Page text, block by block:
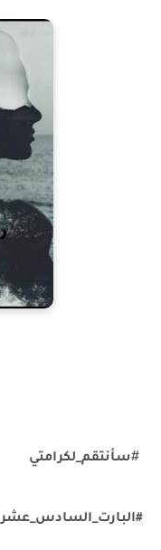
#سأنتقم_لكرامتي
#البارت_السادس_عشر